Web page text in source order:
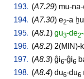
193. (A7.29) mu-
194. (A7.30) e2-a ḫul
195. (A8.1) gu3-de2
196. (A8.2) 2(MIN)-
197. (A8.3) ĝi6-ĝi6
198. (A8.4) du6-du6